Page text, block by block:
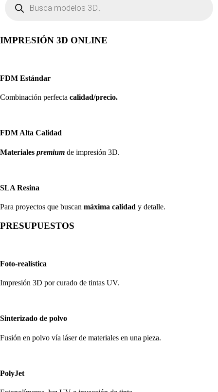
productos
IMPRESIÓN 3D ONLINE
FDM Estándar
Combinación perfecta calidad/precio.
FDM Alta Calidad
Materiales premium de impresión 3D.
SLA Resina
Para proyectos que buscan máxima calidad y detalle.
PRESUPUESTOS
Foto-realística
Impresión 3D por curado de tintas UV.
Sinterizado de polvo
Fusión en polvo vía láser de materiales en una pieza.
PolyJet